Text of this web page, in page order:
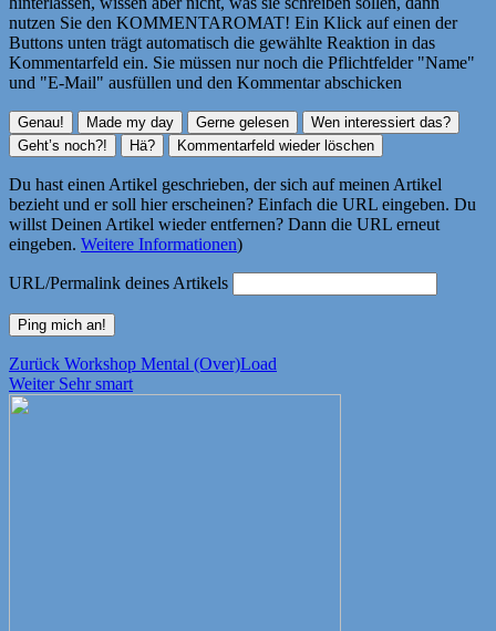
nutzen Sie den KOMMENTAROMAT! Ein Klick auf einen der
Buttons unten trägt automatisch die gewählte Reaktion in das
Kommentarfeld ein. Sie müssen nur noch die Pflichtfelder "Name"
und "E-Mail" ausfüllen und den Kommentar abschicken
Du hast einen Artikel geschrieben, der sich auf meinen Artikel
bezieht und er soll hier erscheinen? Einfach die URL eingeben. Du
willst Deinen Artikel wieder entfernen? Dann die URL erneut
eingeben. Weitere Informationen)
URL/Permalink deines Artikels
Beitragsnavigation
Zurück Vorheriger
Beitrag:
Workshop Mental (Over)Load
Weiter Nächster
Sehr smart